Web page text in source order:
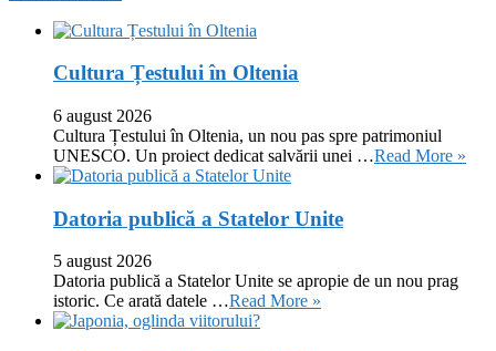
Cultura Țestului în Oltenia
6 august 2026
Cultura Țestului în Oltenia, un nou pas spre patrimoniul
UNESCO. Un proiect dedicat salvării unei …Read More »
Datoria publică a Statelor Unite
5 august 2026
Datoria publică a Statelor Unite se apropie de un nou prag
istoric. Ce arată datele …Read More »